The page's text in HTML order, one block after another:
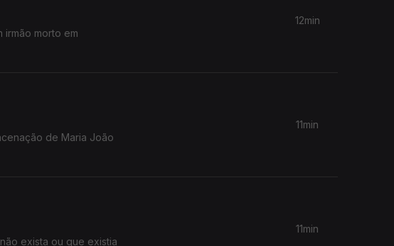
morto em
12min
de Maria João
11min
exista ou que existia
11min